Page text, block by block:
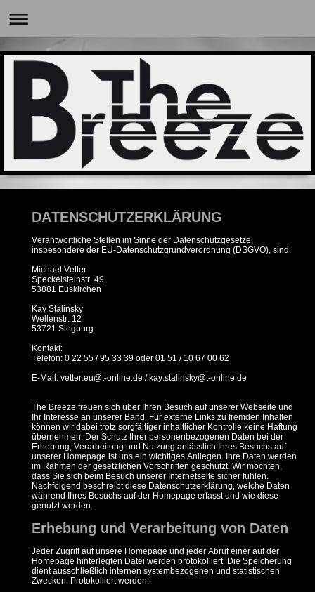
DATENSCHUTZERKLÄRUNG
Verantwortliche Stellen im Sinne der Datenschutzgesetze,
insbesondere der EU-Datenschutzgrundverordnung (DSGVO), sind:
Michael Vetter
Speckelsteinstr. 49
53881 Euskirchen
Kay Stalinsky
Wellenstr. 12
53721 Siegburg
Kontakt:
Telefon: 0 22 55 / 95 33 39 oder 01 51 / 10 67 00 62
E-Mail: vetter.eu@t-online.de / kay.stalinsky@t-online.de
The Breeze freuen sich über Ihren Besuch auf unserer Webseite und
Ihr Interesse an unserer Band. Für externe Links zu fremden Inhalten
können wir dabei trotz sorgfältiger inhaltlicher Kontrolle keine Haftung
übernehmen. Der Schutz Ihrer personenbezogenen Daten bei der
Erhebung, Verarbeitung und Nutzung anlässlich Ihres Besuchs auf
unserer Homepage ist uns ein wichtiges Anliegen. Ihre Daten werden
im Rahmen der gesetzlichen Vorschriften geschützt. Wir möchten,
dass Sie sich beim Besuch unserer Internetseite sicher fühlen.
Nachfolgend beschreibt diese Datenschutzerklärung, welche Daten
während Ihres Besuchs auf der Homepage erfasst und wie diese
genutzt werden.
Erhebung und Verarbeitung von Daten
Jeder Zugriff auf unsere Homepage und jeder Abruf einer auf der
Homepage hinterlegten Datei werden protokolliert. Die Speicherung
dient ausschließlich internen systembezogenen und statistischen
Zwecken. Protokolliert werden: